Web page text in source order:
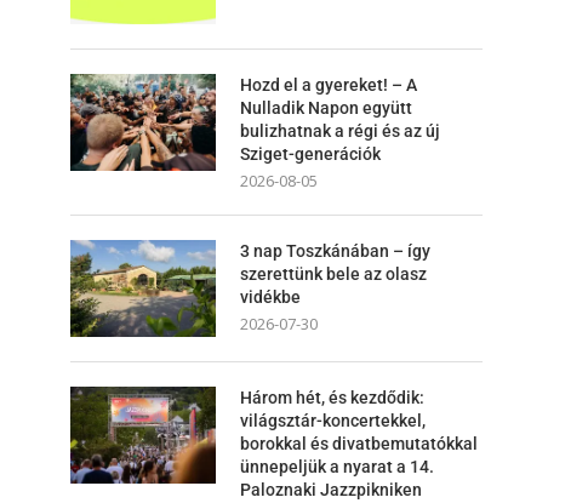
Hozd el a gyereket! – A
Nulladik Napon együtt
bulizhatnak a régi és az új
Sziget-generációk
2026-08-05
3 nap Toszkánában – így
szerettünk bele az olasz
vidékbe
2026-07-30
Három hét, és kezdődik:
világsztár-koncertekkel,
borokkal és divatbemutatókkal
ünnepeljük a nyarat a 14.
Paloznaki Jazzpikniken